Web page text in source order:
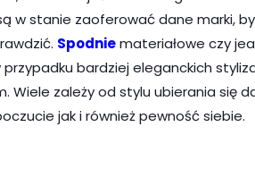
w stanie zaoferować dane marki,
Spodniemateriałowe czy
bardziej eleganckich
Wiele zależy od stylu ubierania się
jak i również pewność siebie.